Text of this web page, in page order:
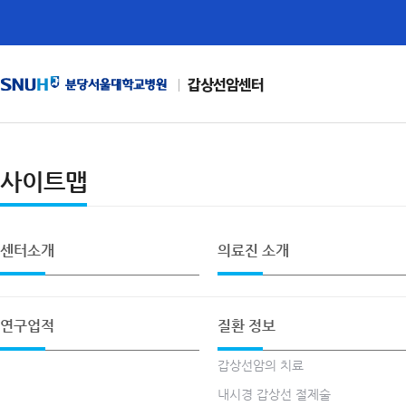
갑상선암센터
사이트맵
센터소개 의료진 소개
연구업적 질환 정보
갑상선암의 치료
내시경 갑상선 절제술